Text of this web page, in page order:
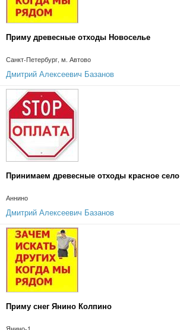
Приму древесные отходы Новоселье
Санкт-Петербург, м. Автово
Дмитрий Алексеевич Базанов
Принимаем древесные отходы красное село
Аннино
Дмитрий Алексеевич Базанов
Приму снег Янино Колпино